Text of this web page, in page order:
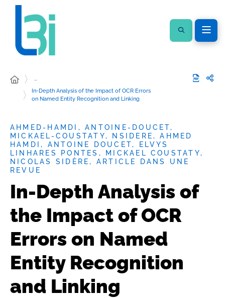
…
In-Depth Analysis of the Impact of OCR Errors
on Named Entity Recognition and Linking
AHMED-HAMDI, ANTOINE-DOUCET,
MICKAEL-COUSTATY, NSIDERE, AHMED
HAMDI, ANTOINE DOUCET, ELVYS
LINHARES PONTES, MICKAEL COUSTATY,
NICOLAS SIDÈRE, ARTICLE DANS UNE
REVUE
In-Depth Analysis of
the Impact of OCR
Errors on Named
Entity Recognition
and Linking